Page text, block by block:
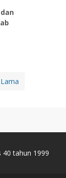
40 tahun 1999